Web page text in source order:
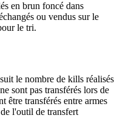
en brun foncé dans
ou vendus sur le
le tri.
le nombre de kills réalisés
sont pas transférés lors de
transférés entre armes
l'outil de transfert